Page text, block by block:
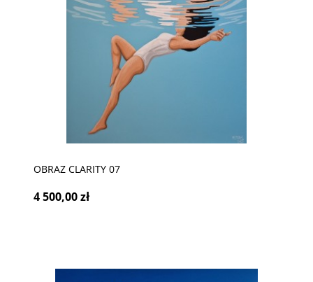
OBRAZ CLARITY 07
4 500,00 zł